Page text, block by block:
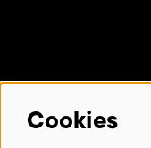
Cookies